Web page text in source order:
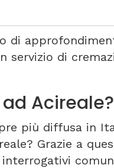
di
servizio di
Acireale?
più diffusa in
Grazie a